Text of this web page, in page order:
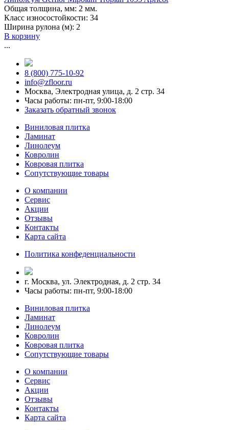
Общая толщина, мм: 2 мм.
Класс износостойкости: 34
Ширина рулона (м): 2
В корзину
...
8 (800) 775-10-92
info@zfloor.ru
Москва, Электродная улица, д. 2 стр. 34
Часы работы: пн-пт, 9:00-18:00
Заказать обратный звонок
Виниловая плитка
Ламинат
Линолеум
Ковролин
Ковровая плитка
Сопутствующие товары
О компании
Сервис
Акции
Отзывы
Контакты
Карта сайта
Политика конфеденциальности
г. Москва, ул. Электродная, д. 2 стр. 34
Часы работы: пн-пт, 9:00-18:00
Виниловая плитка
Ламинат
Линолеум
Ковролин
Ковровая плитка
Сопутствующие товары
О компании
Сервис
Акции
Отзывы
Контакты
Карта сайта